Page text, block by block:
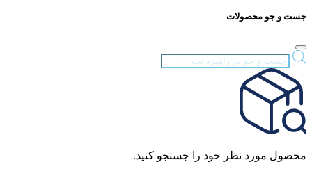
جست و جو محصولات
Products
search
محصول مورد نظر خود را جستجو کنید.